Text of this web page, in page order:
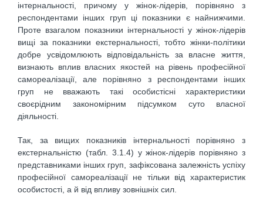
інтернальності, причому у жінок-лідерів, порівняно з
респондентами інших груп ці показники є найнижчими.
Проте взагалом показники інтернальності у жінок-лідерів
вищі за показники екстернальності, тобто жінки-політики
добре усвідомлюють відповідальність за власне життя,
визнають вплив власних якостей на рівень професійної
самореалізації, але порівняно з респондентами інших
груп не вважають такі особистісні характеристики
своєрідним закономірним підсумком суто власної
діяльності.
Так, за вищих показників інтернальності порівняно з
екстернальністю (табл. 3.1.4) у жінок-лідерів порівняно з
представниками інших груп, зафіксована залежність успіху
професійної самореалізації не тільки від характеристик
особистості, а й від впливу зовнішніх сил.